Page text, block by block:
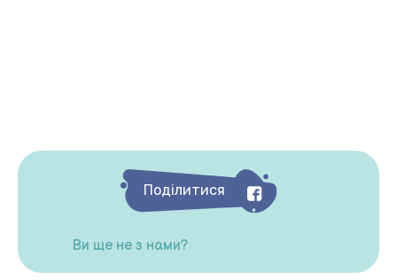
Поділитися
Ви ще не з нами?